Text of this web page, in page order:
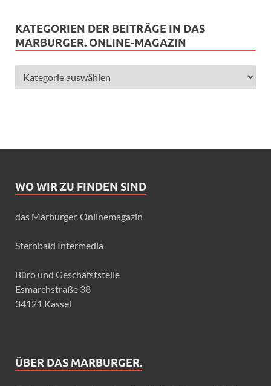
KATEGORIEN DER BEITRÄGE IN DAS
MARBURGER. ONLINE-MAGAZIN
WO WIR ZU FINDEN SIND
das Marburger. Onlinemagazin
Sternbald Intermedia
Büro und Geschäfststelle
Esmarchstraße 38
34121 Kassel
ÜBER DAS MARBURGER.